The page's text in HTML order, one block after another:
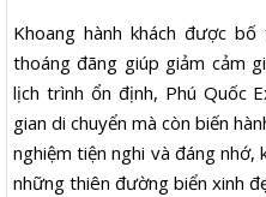
Khoang hành khách được
thoáng đãng giúp giảm cảm
lịch trình ổn định, Phú Quốc
gian di chuyển mà còn biến
nghiệm tiện nghi và đáng
những thiên đường biển xinh